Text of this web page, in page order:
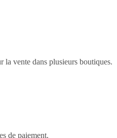
la vente dans plusieurs boutiques.
de paiement.